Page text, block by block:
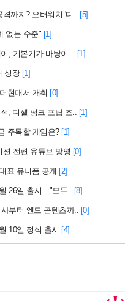
까지? 오버워치 '디.. [5]
없는 수준" [1]
, 기본기가 바탕이 .. [1]
성장 [1]
현대서 개최 [0]
, 디젤 펑크 포탑 조.. [1]
주목할 게임은? [1]
션 전편 유튜브 방영 [0]
표 유니폼 공개 [2]
26일 출시…"모두.. [8]
부터 엔드 콘텐츠까.. [0]
10일 정식 출시 [4]